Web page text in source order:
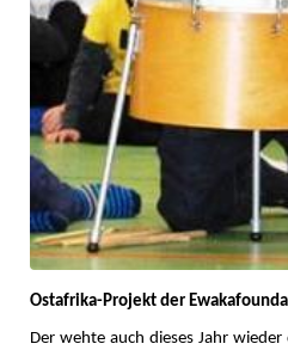
Ostafrika-Projekt der
Der wehte auch dieses Jahr